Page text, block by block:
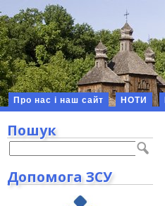
Про нас і наш сайт НОТИ
Пошук
Допомога ЗСУ